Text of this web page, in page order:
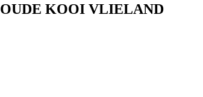
OUDE KOOI VLIELAND